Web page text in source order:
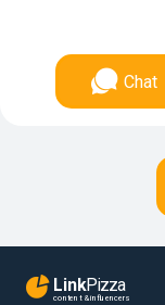
Chat
LinkPizza
content & influencers